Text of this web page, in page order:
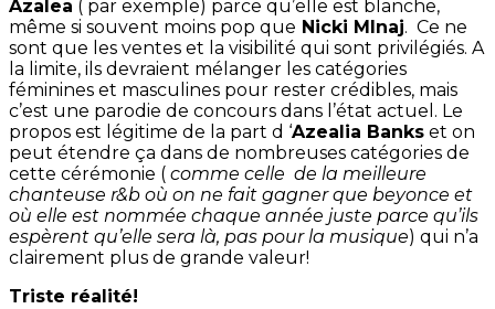
Azalea ( par exemple) parce qu’elle est blanche,
même si souvent moins pop que Nicki MInaj. Ce ne
sont que les ventes et la visibilité qui sont privilégiés. A
la limite, ils devraient mélanger les catégories
féminines et masculines pour rester crédibles, mais
c’est une parodie de concours dans l’état actuel. Le
propos est légitime de la part d ‘Azealia Banks et on
peut étendre ça dans de nombreuses catégories de
cette cérémonie ( comme celle de la meilleure
chanteuse r&b où on ne fait gagner que beyonce et
où elle est nommée chaque année juste parce qu’ils
espèrent qu’elle sera là, pas pour la musique) qui n’a
clairement plus de grande valeur!
Triste réalité!